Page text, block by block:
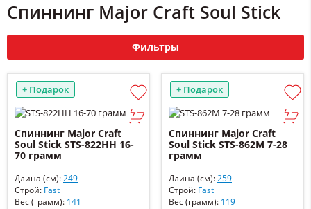
Спиннинг Major Craft Soul Stick
Фильтры
+ Подарок
Спиннинг Major Craft
Soul Stick STS-822HH 16-
70 грамм
Длина (см):249
Строй: Fast
Вес (грамм): 141
+ Подарок
Спиннинг Major Craft
Soul Stick STS-862M 7-28
грамм
Длина (см):259
Строй: Fast
Вес (грамм): 119